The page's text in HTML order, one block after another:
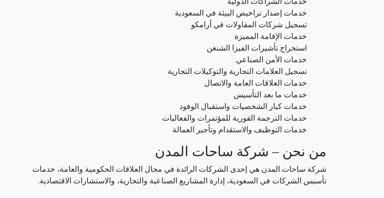
خدمات إصدار تراخيص البيئة في السعودية
تسجيل شركات المقاولات في أرامكو
خدمات الإقامة المميزة
استخراج تأشيرات الفيزا الشنغن
خدمات الأمن الصناعي
تسجيل العلامات التجارية والتوكيلات التجارية
خدمات العلاقات العامة والاتصال
خدمات ما بعد التأسيس
خدمات كبار الشخصيات واستقبال الوفود
خدمات الترجمة الفورية للمؤتمرات والفعاليات
خدمات التوظيف والاستقدام وتأجير العمالة
من نحن – شركة ساحات المدن
شركة ساحات المدن هي إحدى الشركات الرائدة في مجال العلاقات الحكومية والعامة، خدمات
تأسيس الشركات في السعودية، إدارة المشاريع الصناعية والتجارية، والاستشارات الاقتصادية.